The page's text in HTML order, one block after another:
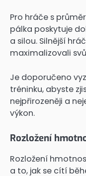
Pro hráče s
pálka poskytuje
a silou. Silnější
maximalizovali
Je doporučeno
tréninku, abyste
nejpřirozeněji a
výkon.
Rozložení
Rozložení
a to, jak se cítí